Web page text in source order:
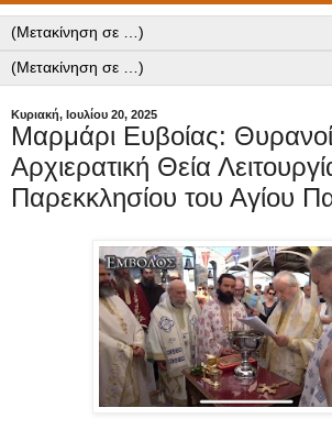
Κυριακή, Ιουλίου 20, 2025
Μαρμάρι Ευβοίας:
Αρχιερατική Θεία
Παρεκκλησίου του Αγίου